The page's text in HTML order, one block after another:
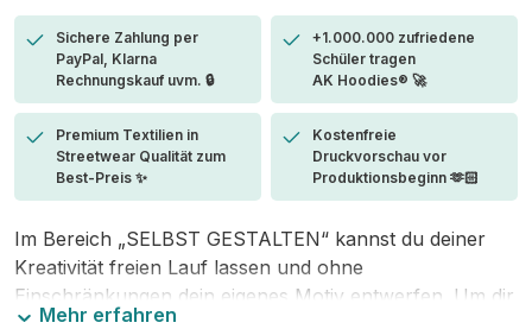
Sichere Zahlung per
PayPal, Klarna
Rechnungskauf uvm. 🔒
+1.000.000 zufriedene
Schüler tragen
AK Hoodies® 🚀
Premium Textilien in
Streetwear Qualität zum
Best-Preis ✨
Kostenfreie
Druckvorschau vor
Produktionsbeginn 🫶🏻
Im Bereich „SELBST GESTALTEN“ kannst du deiner
Kreativität freien Lauf lassen und ohne
Einschränkungen dein eigenes Motiv entwerfen. Um dir
Mehr erfahren